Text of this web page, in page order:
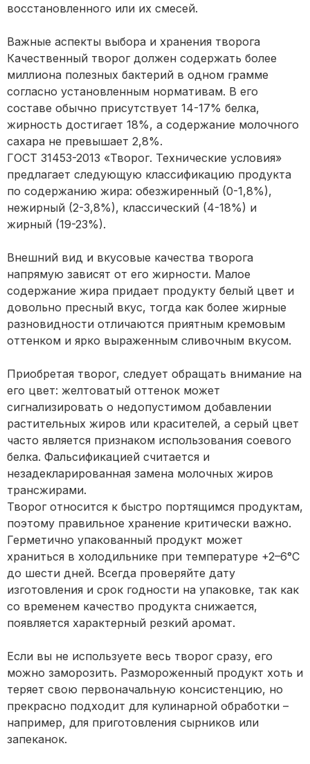
восстановленного или их смесей.
Важные аспекты выбора и хранения творога
Качественный творог должен содержать более
миллиона полезных бактерий в одном грамме
согласно установленным нормативам. В его
составе обычно присутствует 14-17% белка,
жирность достигает 18%, а содержание молочного
сахара не превышает 2,8%.
ГОСТ 31453-2013 «Творог. Технические условия»
предлагает следующую классификацию продукта
по содержанию жира: обезжиренный (0-1,8%),
нежирный (2-3,8%), классический (4-18%) и
жирный (19-23%).
Внешний вид и вкусовые качества творога
напрямую зависят от его жирности. Малое
содержание жира придает продукту белый цвет и
довольно пресный вкус, тогда как более жирные
разновидности отличаются приятным кремовым
оттенком и ярко выраженным сливочным вкусом.
Приобретая творог, следует обращать внимание на
его цвет: желтоватый оттенок может
сигнализировать о недопустимом добавлении
растительных жиров или красителей, а серый цвет
часто является признаком использования соевого
белка. Фальсификацией считается и
незадекларированная замена молочных жиров
трансжирами.
Творог относится к быстро портящимся продуктам,
поэтому правильное хранение критически важно.
Герметично упакованный продукт может
храниться в холодильнике при температуре +2–6°C
до шести дней. Всегда проверяйте дату
изготовления и срок годности на упаковке, так как
со временем качество продукта снижается,
появляется характерный резкий аромат.
Если вы не используете весь творог сразу, его
можно заморозить. Размороженный продукт хоть и
теряет свою первоначальную консистенцию, но
прекрасно подходит для кулинарной обработки –
например, для приготовления сырников или
запеканок.